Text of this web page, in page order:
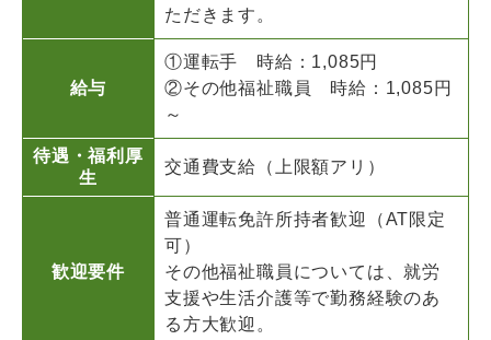
ただきます。
給与
①運転手 時給：1,085円
②その他福祉職員 時給：1,085円
～
待遇・福利厚
生
交通費支給（上限額アリ）
歓迎要件
普通運転免許所持者歓迎（AT限定
可）
その他福祉職員については、就労
支援や生活介護等で勤務経験のあ
る方大歓迎。